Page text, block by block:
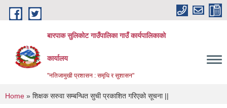
Skip to main content
बारपाक सुलिकोट गाउँपालिका गाउँ कार्यपालिकाको
कार्यालय
"नतिजामुखी प्रशासन : समृधि र सुशासन"
You are here
Home » शिक्षक सरुवा सम्बन्धित सुची प्रकाशित गरिएको सूचना ||